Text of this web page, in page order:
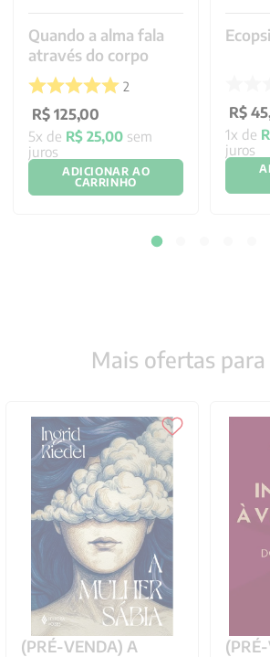
Quando a alma fala
através do corpo
2
R$ 125,00
5x de R$ 25,00 sem
juros
ADICIONAR AO
CARRINHO
R$ 45,
1x de
juros
Mais ofertas para
(PRÉ-VENDA) A